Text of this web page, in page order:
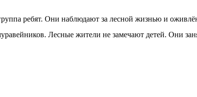
ребят. Они наблюдают за лесной жизнью и
Лесные жители не замечают детей. Они